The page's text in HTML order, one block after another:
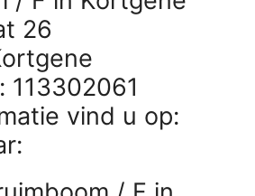
26
113302061
vind u op: